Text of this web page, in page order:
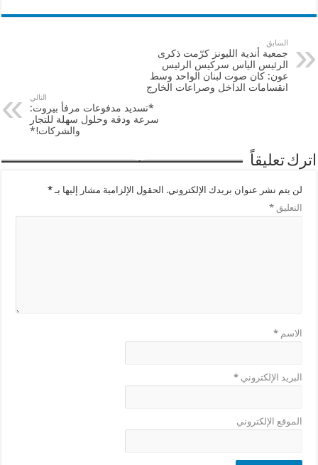
السابق
جمعية أندية الليونز كرّمت ذكرى
الرئيس الياس سركيس الرئيس
عون: كان صوت لبنان الواحد وسط
انقسامات الداخل وصراعات الخارج
التالي
*تسديد مدفوعات مرفأ بيروت:
سرعة ودقة وحلول سهلة للتجار
والشركات!*
اترك تعليقاً
لن يتم نشر عنوان بريدك الإلكتروني. الحقول الإلزامية مشار إليها بـ*
التعليق*
الاسم*
البريد الإلكتروني*
الموقع الإلكتروني